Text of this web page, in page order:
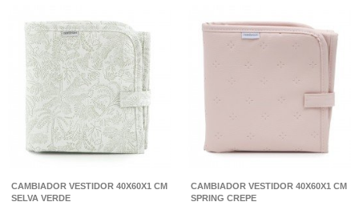
CAMBIADOR VESTIDOR 40X60X1 CM
SELVA VERDE
CAMBIADOR VESTIDOR 40X60X1 CM
SPRING CREPE